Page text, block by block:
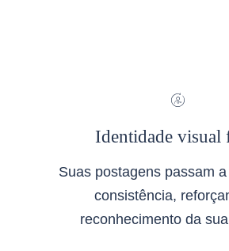
Identidade visual
Suas postagens passam
consistência,
reconhecimento da